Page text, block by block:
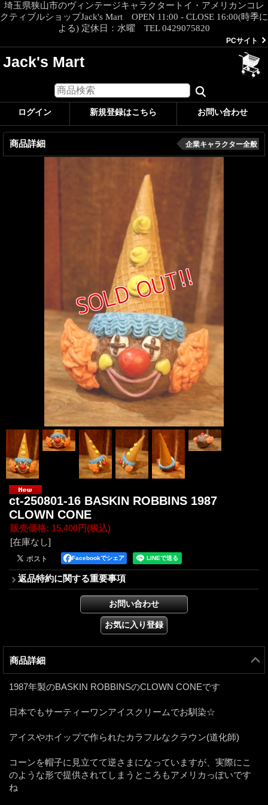
埼玉県狭山市のヴィンテージキャラクタートイ・アメリカンコレ
クティブルショップJack's Mart OPEN 11:00 - CLOSE 16:00(時季に
よる) 定休日：水曜 TEL 0429075820
PCサイト
Jack's Mart
ログイン 新規登録はこちら お問い合わせ
商品詳細 企業キャラクター全般
ct-250801-16 BASKIN ROBBINS 1987
CLOWN CONE
販売価格: 15,400円(税込)
[在庫なし]
Facebookでシェア
返品特約に関する重要事項
商品詳細
1987年製のBASKIN ROBBINSのCLOWN CONEです
日本でもサーティーワンアイスクリームでお馴染☆
アイスやホイップで作られたカラフルなクラウン(道化師)
コーンを帽子に見立てて逆さまになっていますが、実際にこ
のような形で提供されてしまうところもアメリカっぽいです
ね